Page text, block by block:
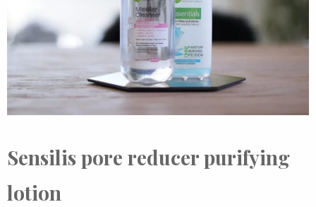
Sensilis pore reducer purifying
lotion